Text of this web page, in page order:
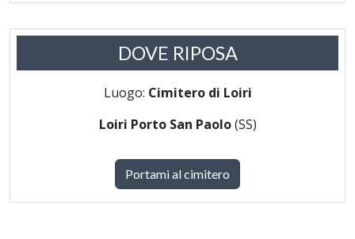
DOVE RIPOSA
Luogo: Cimitero di Loiri
Loiri Porto San Paolo(SS)
Portami al cimitero